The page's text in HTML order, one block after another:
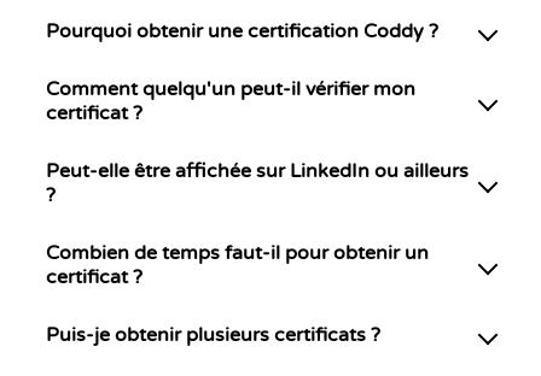
Pourquoi obtenir une certification Coddy ?
Comment quelqu'un peut-il vérifier mon
certificat ?
Peut-elle être affichée sur LinkedIn ou ailleurs
?
Combien de temps faut-il pour obtenir un
certificat ?
Puis-je obtenir plusieurs certificats ?